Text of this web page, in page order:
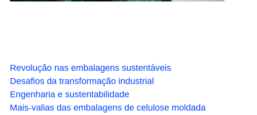
Revolução nas embalagens sustentáveis
Desafios da transformação industrial
Engenharia e sustentabilidade
Mais-valias das embalagens de celulose moldada